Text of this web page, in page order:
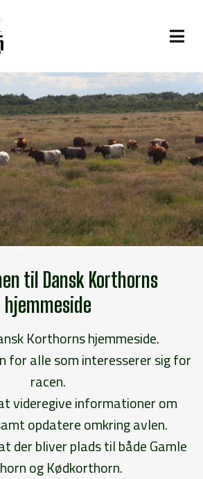
til Dansk Korthorns
hjemmeside
Korthorns hjemmeside.
for alle som interesserer sig for
racen.
videregive informationer om
opdatere omkring avlen.
der bliver plads til både Gamle
og Kødkorthorn.